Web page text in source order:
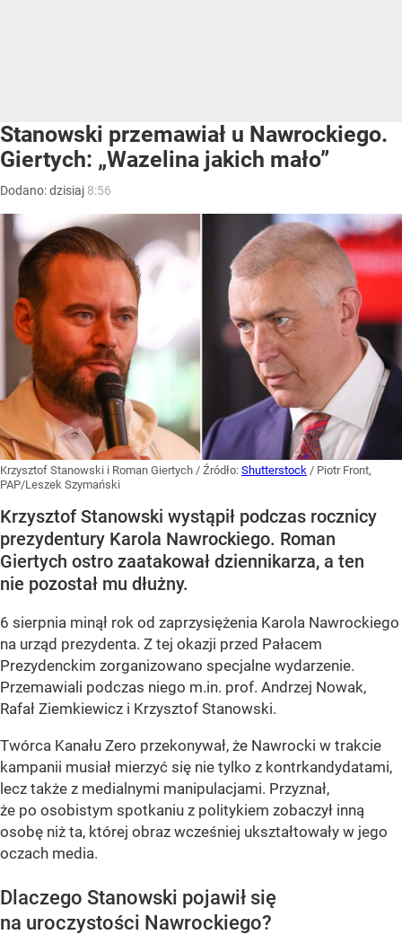
Stanowski przemawiał u Nawrockiego.
Giertych: „Wazelina jakich mało”
Dodano:dzisiaj 8:56
Krzysztof Stanowski i Roman Giertych / Źródło: Shutterstock / Piotr Front,
PAP/Leszek Szymański
Krzysztof Stanowski wystąpił podczas rocznicy
prezydentury Karola Nawrockiego. Roman
Giertych ostro zaatakował dziennikarza, a ten
nie pozostał mu dłużny.
6 sierpnia minął rok od zaprzysiężenia Karola Nawrockiego
na urząd prezydenta. Z tej okazji przed Pałacem
Prezydenckim zorganizowano specjalne wydarzenie.
Przemawiali podczas niego m.in. prof. Andrzej Nowak,
Rafał Ziemkiewicz i Krzysztof Stanowski.
Twórca Kanału Zero przekonywał, że Nawrocki w trakcie
kampanii musiał mierzyć się nie tylko z kontrkandydatami,
lecz także z medialnymi manipulacjami. Przyznał,
że po osobistym spotkaniu z politykiem zobaczył inną
osobę niż ta, której obraz wcześniej ukształtowały w jego
oczach media.
Dlaczego Stanowski pojawił się
na uroczystości Nawrockiego?